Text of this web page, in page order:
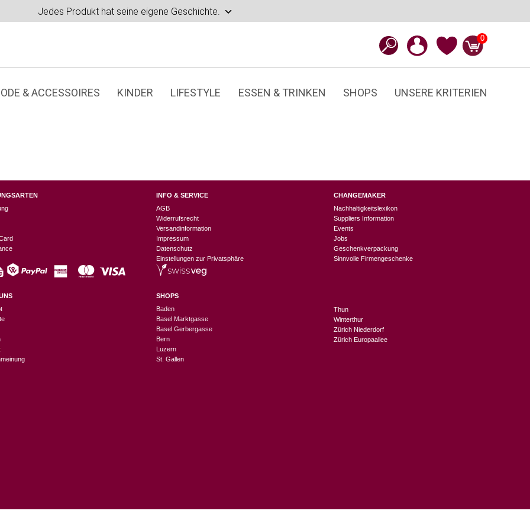
Jedes Produkt hat seine eigene Geschichte.
0
& ACCESSOIRES KINDER LIFESTYLE ESSEN & TRINKEN SHOPS UNSERE KRITERIEN
INFO & SERVICE
AGB
Widerrufsrecht
Versandinformation
Impressum
Datenschutz
Einstellungen zur Privatsphäre
SHOPS
Baden
Basel Marktgasse
Basel Gerbergasse
Bern
Luzern
St. Gallen
CHANGEMAKER
Nachhaltigkeitslexikon
Suppliers Information
Events
Jobs
Geschenkverpackung
Sinnvolle Firmengeschenke
Thun
Winterthur
Zürich Niederdorf
Zürich Europaallee